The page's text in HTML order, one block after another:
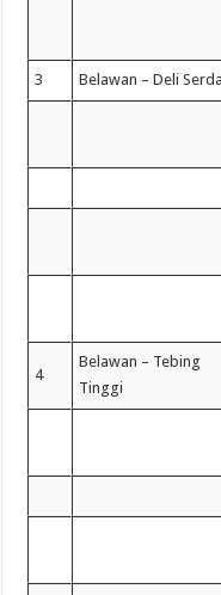
3 Belawan – Deli
4
Belawan – Tebing
Tinggi